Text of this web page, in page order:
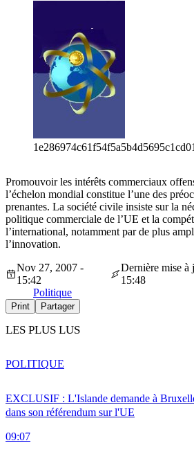
Promouvoir les intérêts commerciaux
l’échelon mondial constitue l’une des
prenantes. La société civile insiste sur la
politique commerciale de l’UE et la
l’international, notamment par de plus
l’innovation.
Nov 27, 2007 -
15:42
Dernière mise à
15:48
Politique
Print Partager
LES PLUS LUS
EXCLUSIF : L'Islande demande à
dans son référendum sur l'UE
09:07
POLITIQUE